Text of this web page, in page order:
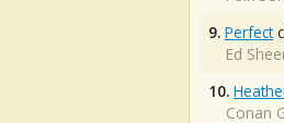
9. Perfect
Ed
10.
Conan